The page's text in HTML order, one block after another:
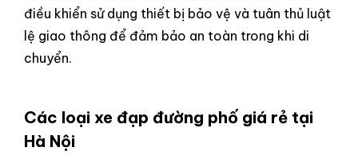
điều khiển sử dụng thiết bị bảo vệ và tuân thủ luật
lệ giao thông để đảm bảo an toàn trong khi di
chuyển.
Các loại xe đạp đường phố giá rẻ tại
Hà Nội